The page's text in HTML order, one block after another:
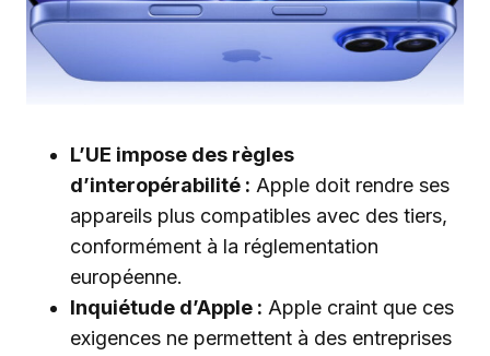
L’UE impose des règles
d’interopérabilité : Apple doit rendre ses
appareils plus compatibles avec des tiers,
conformément à la réglementation
européenne.
Inquiétude d’Apple : Apple craint que ces
exigences ne permettent à des entreprises